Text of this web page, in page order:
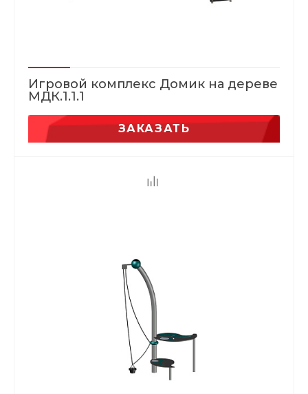
Игровой комплекс Домик на дереве
МДК.1.1.1
ЗАКАЗАТЬ